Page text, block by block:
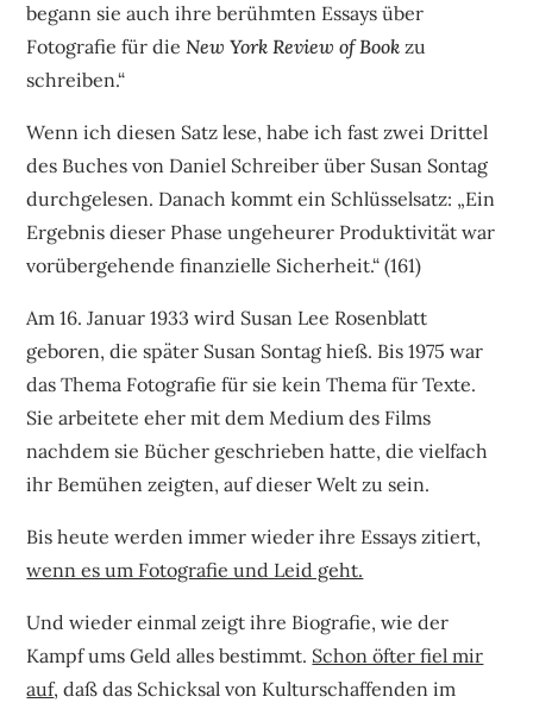
begann sie auch ihre berühmten Essays über
Fotografie für dieNew York Review of Book zu
schreiben.“
Wenn ich diesen Satz lese, habe ich fast zwei Drittel
des Buches von Daniel Schreiber über Susan Sontag
durchgelesen. Danach kommt ein Schlüsselsatz: „Ein
Ergebnis dieser Phase ungeheurer Produktivität war
vorübergehende finanzielle Sicherheit.“ (161)
Am 16. Januar 1933 wird Susan Lee Rosenblatt
geboren, die später Susan Sontag hieß. Bis 1975 war
das Thema Fotografie für sie kein Thema für Texte.
Sie arbeitete eher mit dem Medium des Films
nachdem sie Bücher geschrieben hatte, die vielfach
ihr Bemühen zeigten, auf dieser Welt zu sein.
Bis heute werden immer wieder ihre Essays zitiert,
wenn es um Fotografie und Leid geht.
Und wieder einmal zeigt ihre Biografie, wie der
Kampf ums Geld alles bestimmt. Schon öfter fiel mir
auf, daß das Schicksal von Kulturschaffenden im